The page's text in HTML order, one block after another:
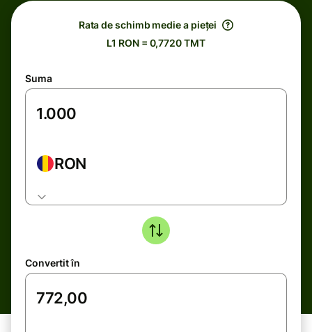
Rata de schimb medie a pieței
L1 RON = 0,7720 TMT
Suma
RON
Convertit în